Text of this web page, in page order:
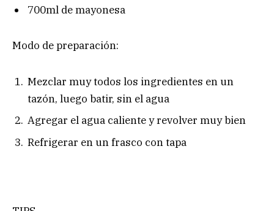
700ml de mayonesa
Modo de preparación:
Mezclar muy todos los ingredientes en un
tazón, luego batir, sin el agua
Agregar el agua caliente y revolver muy bien
Refrigerar en un frasco con tapa